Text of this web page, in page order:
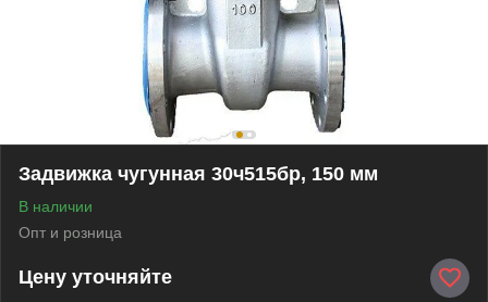
Задвижка чугунная 30ч515бр, 150 мм
В наличии
Опт и розница
Цену уточняйте